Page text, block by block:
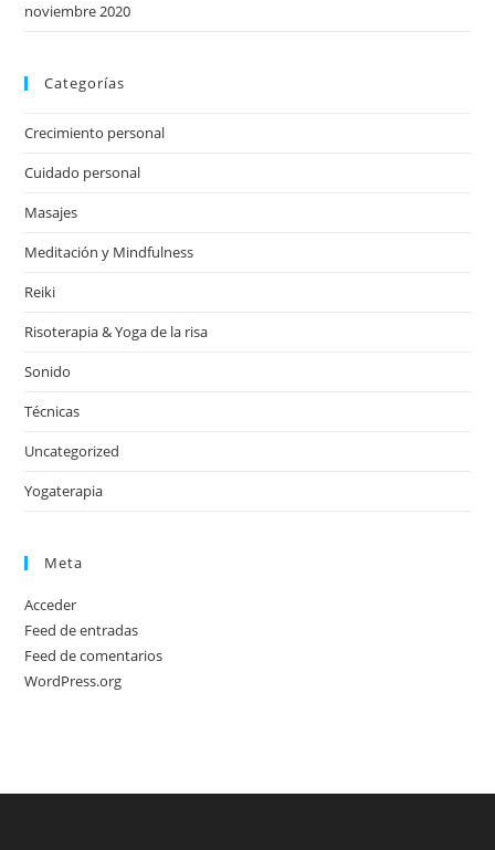
noviembre 2020
Categorías
Crecimiento personal
Cuidado personal
Masajes
Meditación y Mindfulness
Reiki
Risoterapia & Yoga de la risa
Sonido
Técnicas
Uncategorized
Yogaterapia
Meta
Acceder
Feed de entradas
Feed de comentarios
WordPress.org